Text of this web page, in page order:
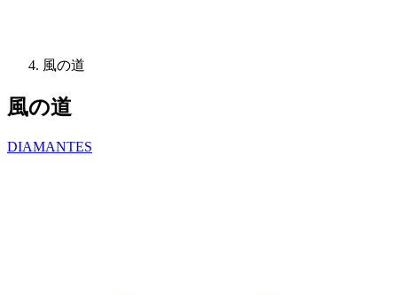
風の道
風の道
DIAMANTES